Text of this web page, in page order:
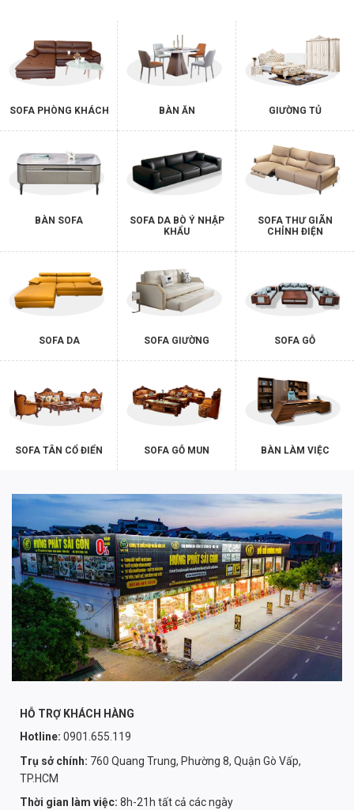
SOFA PHÒNG KHÁCH BÀN ĂN GIƯỜNG TỦ
BÀN SOFA
SOFA DA BÒ Ý NHẬP
KHẨU
SOFA THƯ GIÃN
CHỈNH ĐIỆN
SOFA DA SOFA GIƯỜNG SOFA GỖ
SOFA TÂN CỔ ĐIỂN SOFA GỖ MUN BÀN LÀM VIỆC
HỖ TRỢ KHÁCH HÀNG
Hotline: 0901.655.119
Trụ sở chính: 760 Quang Trung, Phường 8, Quận Gò Vấp,
TP.HCM
Thời gian làm việc: 8h-21h tất cả các ngày